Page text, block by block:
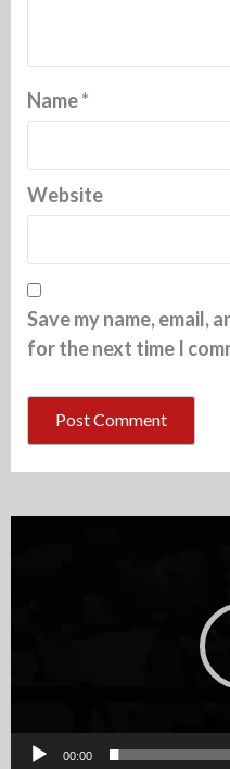
Name*
Website
Save my name, email,
for the next time I
00:00